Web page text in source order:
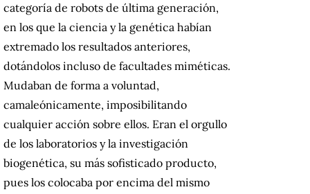
categoría de robots de última generación,
en los que la ciencia y la genética habían
extremado los resultados anteriores,
dotándolos incluso de facultades miméticas.
Mudaban de forma a voluntad,
camaleónicamente, imposibilitando
cualquier acción sobre ellos. Eran el orgullo
de los laboratorios y la investigación
biogenética, su más sofisticado producto,
pues los colocaba por encima del mismo